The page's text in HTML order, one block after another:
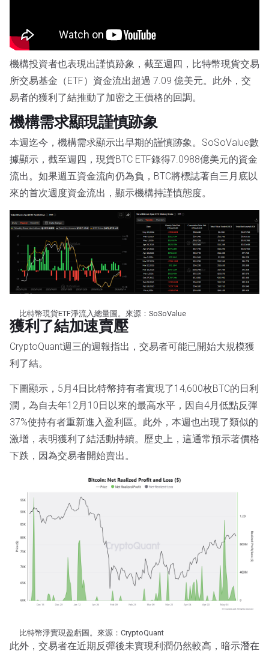
機構投資者也表現出謹慎跡象，截至週四，比特幣現貨交易
所交易基金（ETF）資金流出超過 7.09 億美元。此外，交
易者的獲利了結推動了加密之王價格的回調。
機構需求顯現謹慎跡象
本週迄今，機構需求顯示出早期的謹慎跡象。SoSoValue數
據顯示，截至週四，現貨BTC ETF錄得7.0988億美元的資金
流出。如果週五資金流向仍為負，BTC將標誌著自三月底以
來的首次週度資金流出，顯示機構持謹慎態度。
比特幣現貨ETF淨流入總量圖。來源：SoSoValue
獲利了結加速賣壓
CryptoQuant週三的週報指出，交易者可能已開始大規模獲
利了結。
下圖顯示，5月4日比特幣持有者實現了14,600枚BTC的日利
潤，為自去年12月10日以來的最高水平，因自4月低點反彈
37%使持有者重新進入盈利區。此外，本週也出現了類似的
激增，表明獲利了結活動持續。歷史上，這通常預示著價格
下跌，因為交易者開始賣出。
比特幣淨實現盈虧圖。來源：CryptoQuant
此外，交易者在近期反彈後未實現利潤仍然較高，暗示潛在